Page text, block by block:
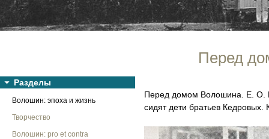
Перед
Разделы
Волошин: эпоха и жизнь
Творчество
Волошин: pro et contra
Перед домом Волошина. Е. О.
сидят дети братьев Кедровых.